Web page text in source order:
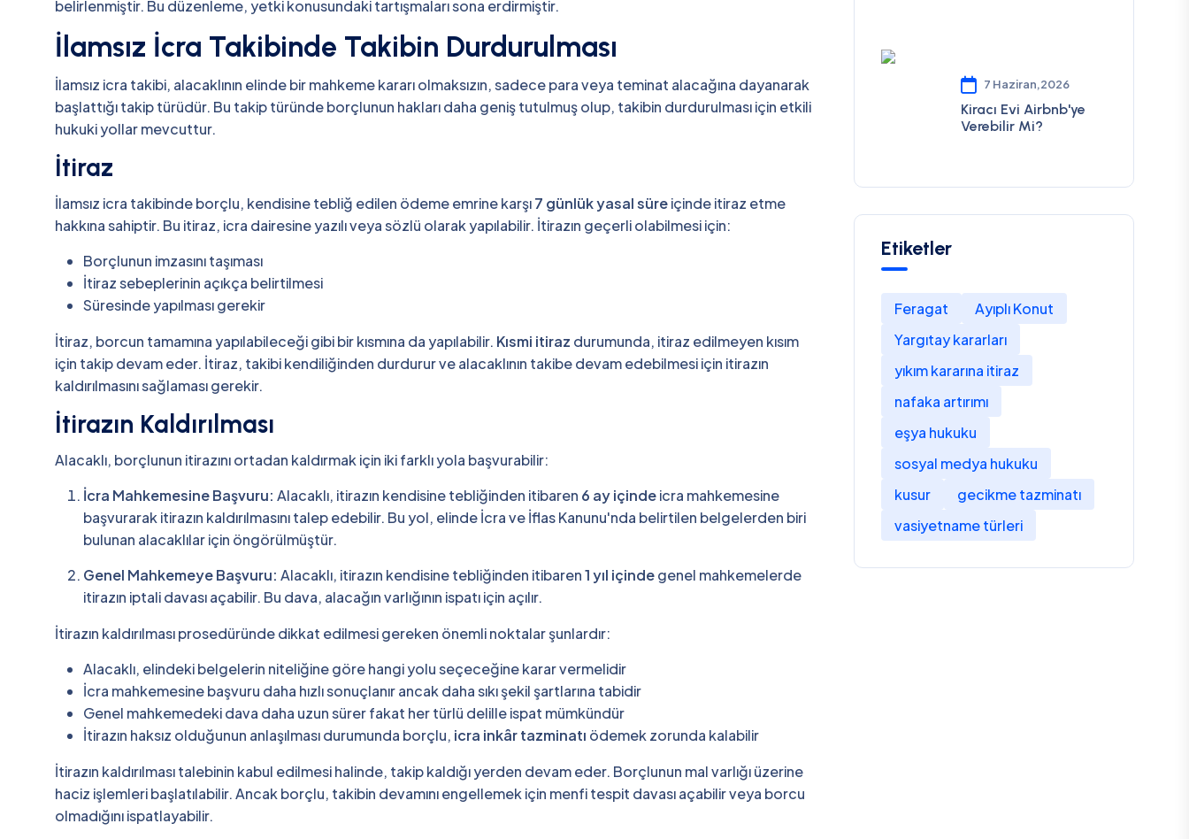
belirlenmiştir. Bu düzenleme, yetki konusundaki tartışmaları sona erdirmiştir.
İlamsız İcra Takibinde Takibin Durdurulması
İlamsız icra takibi, alacaklının elinde bir mahkeme kararı olmaksızın, sadece para veya teminat alacağına dayanarak
başlattığı takip türüdür. Bu takip türünde borçlunun hakları daha geniş tutulmuş olup, takibin durdurulması için etkili
hukuki yollar mevcuttur.
İtiraz
İlamsız icra takibinde borçlu, kendisine tebliğ edilen ödeme emrine karşı7 günlük yasal süreiçinde itiraz etme
hakkına sahiptir. Bu itiraz, icra dairesine yazılı veya sözlü olarak yapılabilir. İtirazın geçerli olabilmesi için:
Borçlunun imzasını taşıması
İtiraz sebeplerinin açıkça belirtilmesi
Süresinde yapılması gerekir
İtiraz, borcun tamamına yapılabileceği gibi bir kısmına da yapılabilir. Kısmi itiraz durumunda, itiraz edilmeyen kısım
için takip devam eder. İtiraz, takibi kendiliğinden durdurur ve alacaklının takibe devam edebilmesi için itirazın
kaldırılmasını sağlaması gerekir.
İtirazın Kaldırılması
Alacaklı, borçlunun itirazını ortadan kaldırmak için iki farklı yola başvurabilir:
İcra Mahkemesine Başvuru: Alacaklı, itirazın kendisine tebliğinden itibaren 6 ay içindeicra mahkemesine
başvurarak itirazın kaldırılmasını talep edebilir. Bu yol, elinde İcra ve İflas Kanunu'nda belirtilen belgelerden biri
bulunan alacaklılar için öngörülmüştür.
Genel Mahkemeye Başvuru: Alacaklı, itirazın kendisine tebliğinden itibaren1 yıl içindegenel mahkemelerde
itirazın iptali davası açabilir. Bu dava, alacağın varlığının ispatı için açılır.
İtirazın kaldırılması prosedüründe dikkat edilmesi gereken önemli noktalar şunlardır:
Alacaklı, elindeki belgelerin niteliğine göre hangi yolu seçeceğine karar vermelidir
İcra mahkemesine başvuru daha hızlı sonuçlanır ancak daha sıkı şekil şartlarına tabidir
Genel mahkemedeki dava daha uzun sürer fakat her türlü delille ispat mümkündür
İtirazın haksız olduğunun anlaşılması durumunda borçlu, icra inkâr tazminatı ödemek zorunda kalabilir
İtirazın kaldırılması talebinin kabul edilmesi halinde, takip kaldığı yerden devam eder. Borçlunun mal varlığı üzerine
haciz işlemleri başlatılabilir. Ancak borçlu, takibin devamını engellemek için menfi tespit davası açabilir veya borcu
olmadığını ispatlayabilir.
7 Haziran,2026
Kiracı Evi Airbnb'ye
Verebilir Mi?
Etiketler
Feragat
Ayıplı Konut
Yargıtay kararları
yıkım kararına itiraz
nafaka artırımı
eşya hukuku
sosyal medya hukuku
kusur
gecikme tazminatı
vasiyetname türleri